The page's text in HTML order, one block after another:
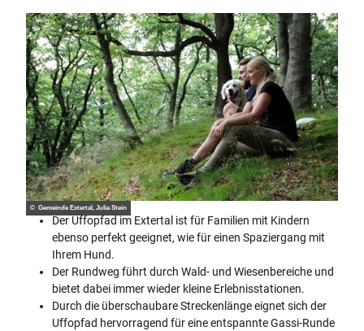
© Gemeinde Extertal, Julia Stein
Der Uffopfad im Extertal ist für Familien mit Kindern
ebenso perfekt geeignet, wie für einen Spaziergang mit
Ihrem Hund.
Der Rundweg führt durch Wald- und Wiesenbereiche und
bietet dabei immer wieder kleine Erlebnisstationen.
Durch die überschaubare Streckenlänge eignet sich der
Uffopfad hervorragend für eine entspannte Gassi-Runde